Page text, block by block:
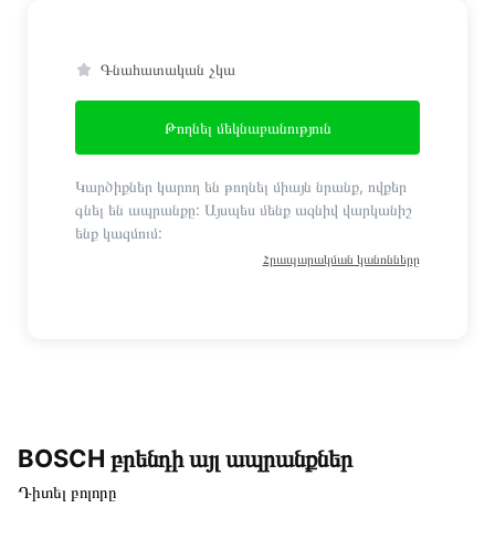
Գնահատական չկա
Թողնել մեկնաբանություն
Կարծիքներ կարող են թողնել միայն նրանք, ովքեր
գնել են ապրանքը: Այսպես մենք ազնիվ վարկանիշ
ենք կազմում:
Հրապարակման կանոնները
BOSCH բրենդի այլ ապրանքներ
Դիտել բոլորը